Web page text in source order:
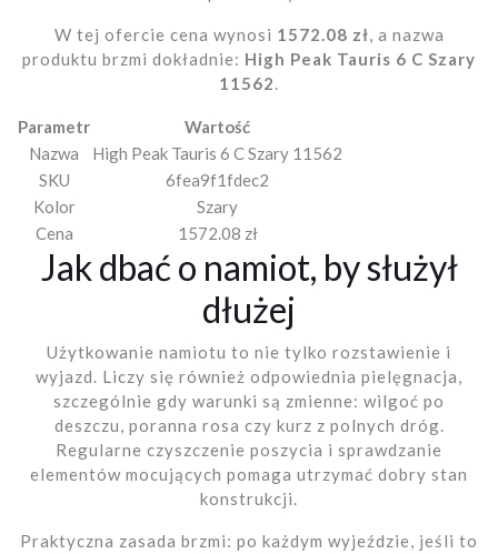
W tej ofercie cena wynosi 1572.08 zł, a nazwa
produktu brzmi dokładnie: High Peak Tauris 6 C Szary
11562.
Parametr
Wartość
Nazwa
High Peak Tauris 6 C Szary 11562
SKU
6fea9f1fdec2
Kolor
Szary
Cena
1572.08 zł
Jak dbać o namiot, by służył
dłużej
Użytkowanie namiotu to nie tylko rozstawienie i
wyjazd. Liczy się również odpowiednia pielęgnacja,
szczególnie gdy warunki są zmienne: wilgoć po
deszczu, poranna rosa czy kurz z polnych dróg.
Regularne czyszczenie poszycia i sprawdzanie
elementów mocujących pomaga utrzymać dobry stan
konstrukcji.
Praktyczna zasada brzmi: po każdym wyjeździe, jeśli to